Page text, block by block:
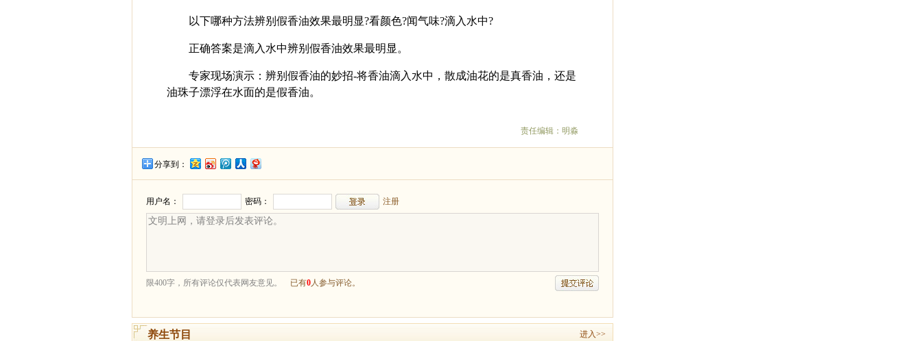
以下哪种方法辨别假香油效果最明显?看颜色?闻气味?滴入水中?
正确答案是滴入水中辨别假香油效果最明显。
专家现场演示：辨别假香油的妙招-将香油滴入水中，散成油花的是真香油，还是
油珠子漂浮在水面的是假香油。
责任编辑：明淼
分享到：
养生节目 进入>>